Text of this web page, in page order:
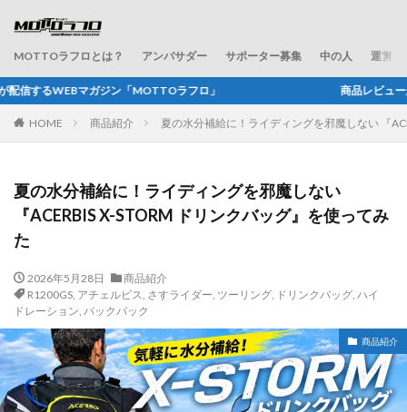
MOTTOラフロとは？ アンバサダー サポーター募集 中の人 運営会
プ、ツーリングネタなど、バイクで楽しむ様々な事を配信していき
HOME 商品紹介 夏の水分補給に！ライディングを邪魔しない 『
夏の水分補給に！ライディングを邪魔しない
『ACERBIS X-STORM ドリンクバッグ』を使ってみ
た
2026年5月28日
商品紹介
R1200GS, アチェルビス, さすライダー, ツーリング, ドリンクバッグ, ハイ
ドレーション, バックパック
商品紹介